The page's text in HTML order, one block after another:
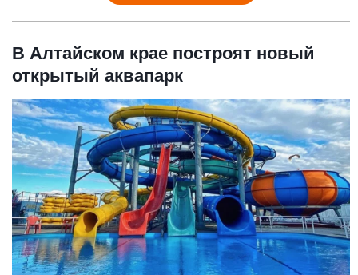
В Алтайском крае построят новый
открытый аквапарк